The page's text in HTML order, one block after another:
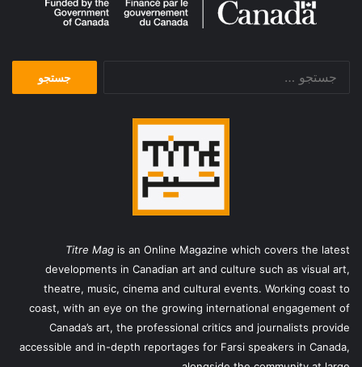
Titre Mag is an Online Magazine which covers the latest
developments in Canadian art and culture such as visual art,
theatre, music, cinema and cultural events. Working coast to
coast, with an eye on the growing international engagement of
Canada’s art, the professional critics and journalists provide
accessible and in-depth reportages for Farsi speakers in Canada,